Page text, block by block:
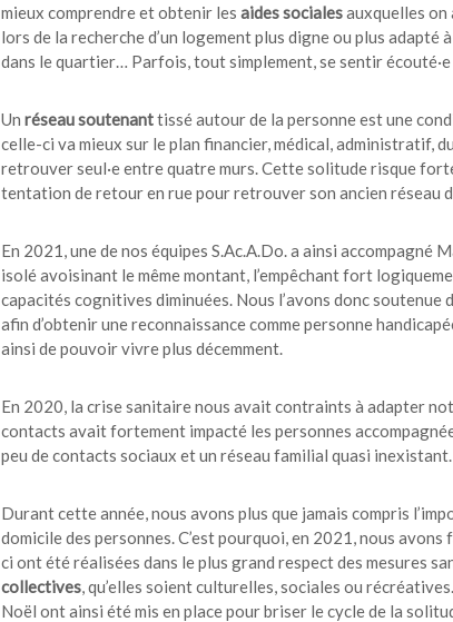
mieux comprendre et obtenir les aides socialesauxquelles on
lors de la recherche d’un logement plus digne ou plus adapté
dans le quartier… Parfois, tout simplement, se sentir
Un réseau soutenanttissé autour de la personne est une
celle-ci va mieux sur le plan financier, médical, administratif,
retrouver seul·e entre quatre murs. Cette solitude risque
tentation de retour en rue pour retrouver son ancien réseau
En 2021, une de nos équipes S.Ac.A.Do. a ainsi
isolé avoisinant le même montant, l’empêchant fort
capacités cognitives diminuées. Nous l’avons donc soutenue
afin d’obtenir une reconnaissance comme personne
ainsi de pouvoir vivre plus décemment.
En 2020, la crise sanitaire nous avait contraints à adapter
contacts avait fortement impacté les personnes
peu de contacts sociaux et un réseau familial quasi inexistant.
Durant cette année, nous avons plus que jamais compris
domicile des personnes. C’est pourquoi, en 2021, nous
ci ont été réalisées dans le plus grand respect des mesures
collectives, qu’elles soient culturelles, sociales ou
Noël ont ainsi été mis en place pour briser le cycle de la